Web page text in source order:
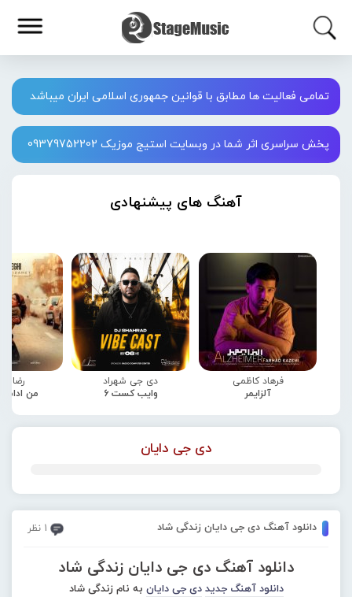
تمامی فعالیت ها مطابق با قوانین جمهوری اسلامی ایران میباشد
پخش سراسری اثر شما در وبسایت استیج موزیک 09379752202
آهنگ های پیشنهادی
فرهاد کاظمی
آلزایمر
دی جی شهراد
وایب کست 6
رضا
من
دی جی دایان
دانلود آهنگ دی جی دایان زندگی شاد 1 نظر
دانلود آهنگ دی جی دایان زندگی شاد
دانلود آهنگ جدید دی جی دایان به نام زندگی شاد